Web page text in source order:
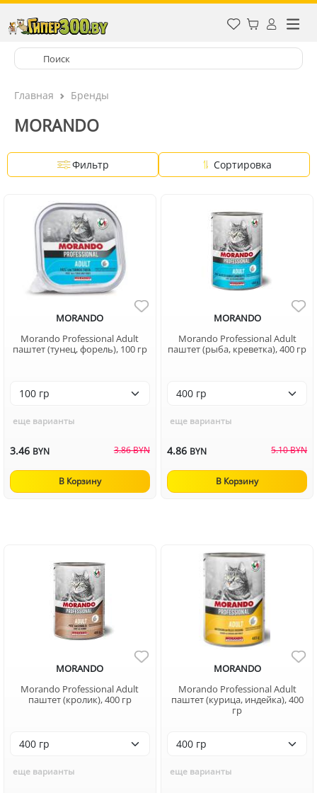
Главная Бренды
MORANDO
Фильтр Сортировка
MORANDO
Morando Professional Adult
паштет (тунец, форель), 100 гр
еще варианты
3.46 BYN 3.86 BYN
В Корзину
MORANDO
Morando Professional Adult
паштет (рыба, креветка), 400 гр
еще варианты
4.86 BYN 5.10 BYN
В Корзину
MORANDO
Morando Professional Adult
паштет (кролик), 400 гр
еще варианты
MORANDO
Morando Professional Adult
паштет (курица, индейка), 400
гр
еще варианты